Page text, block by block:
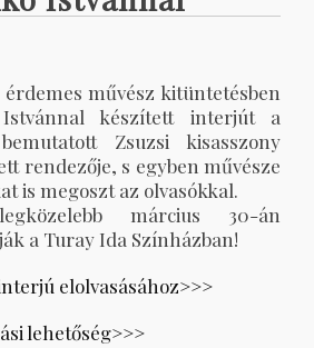
művész kitüntetésben
készített interjút a
Zsuzsi kisasszony
rendezője, s egyben művésze
is megoszt az olvasókkal.
március 30-án
a Turay Ida Színházban!
elolvasásához>>>
lehetőség>>>